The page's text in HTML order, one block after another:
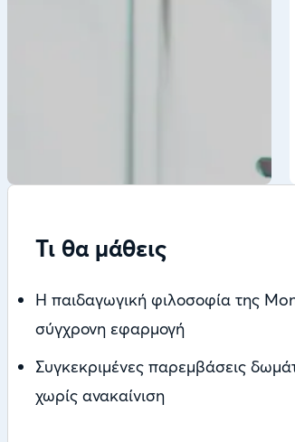
Τι θα μάθεις
Η παιδαγωγική φιλοσοφία της
σύγχρονη εφαρμογή
Συγκεκριμένες παρεμβάσεις
χωρίς ανακαίνιση